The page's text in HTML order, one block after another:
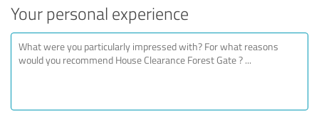
Your personal experience